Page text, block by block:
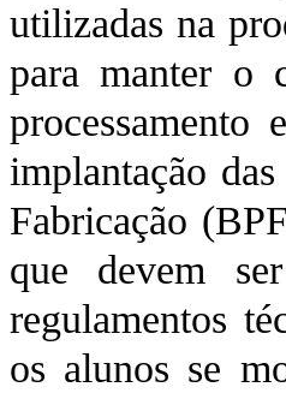
utilizadas na
para manter o
implantação
Fabricação
que devem
regulamentos
os alunos se